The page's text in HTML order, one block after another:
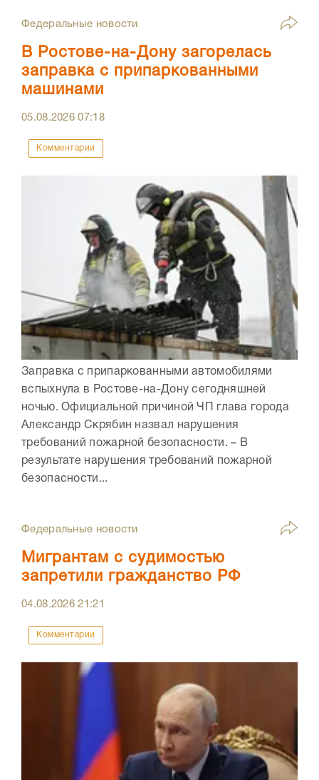
Федеральные новости
В Ростове-на-Дону загорелась
заправка с припаркованными
машинами
05.08.202607:18
Комментарии
Заправка с припаркованными автомобилями
вспыхнула в Ростове-на-Дону сегодняшней
ночью. Официальной причиной ЧП глава города
Александр Скрябин назвал нарушения
требований пожарной безопасности. – В
результате нарушения требований пожарной
безопасности...
Федеральные новости
Мигрантам с судимостью
запретили гражданство РФ
04.08.202621:21
Комментарии